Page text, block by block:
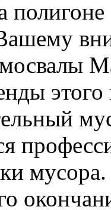
полигоне
этого
мусора.